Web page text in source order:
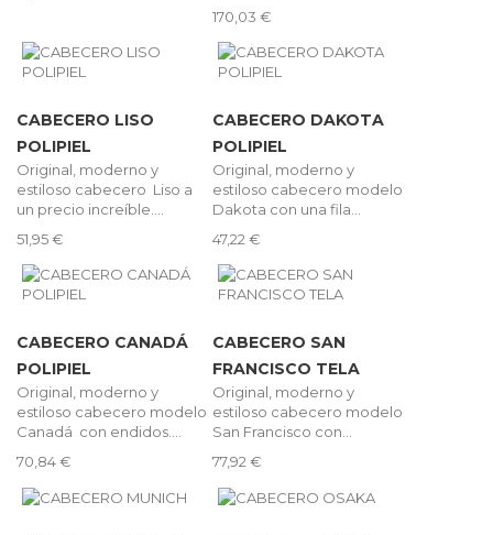
170,03 €
CABECERO LISO
POLIPIEL
Original, moderno y
estiloso cabecero Liso a
un precio increíble....
51,95 €
CABECERO DAKOTA
POLIPIEL
Original, moderno y
estiloso cabecero modelo
Dakota con una fila...
47,22 €
CABECERO CANADÁ
POLIPIEL
Original, moderno y
estiloso cabecero modelo
Canadá con endidos....
70,84 €
CABECERO SAN
FRANCISCO TELA
Original, moderno y
estiloso cabecero modelo
San Francisco con...
77,92 €